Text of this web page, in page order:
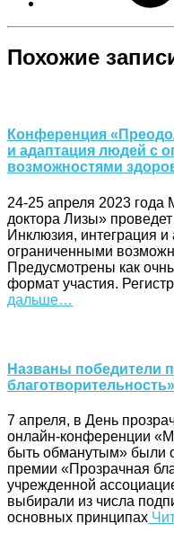
Похожие
Конференция
и адаптация людей с
возможностями
24-25 апреля 2023
доктора Лизы»
Инклюзия, интеграция
ограниченными
Предусмотрены как
формат участия.
дальше…
Названы победители
благотворительность»
7 апреля, в День
онлайн-конференции
быть обманутым» были
премии «Прозрачная
учрежденной
выбирали из числа
основных принципах